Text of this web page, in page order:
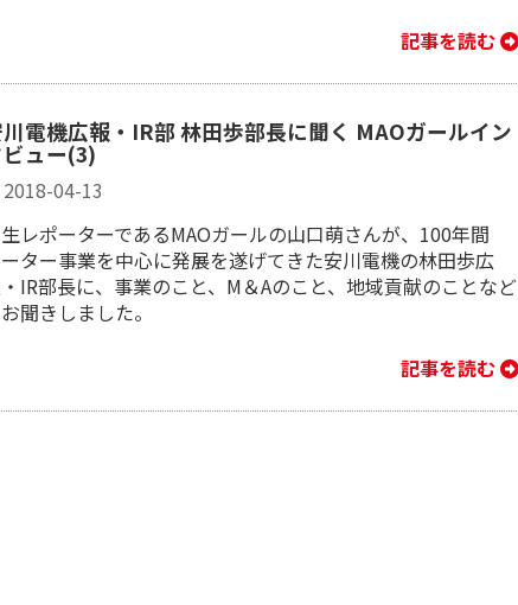
記事を読む
電機広報・IR部 林田歩部長に聞く MAOガールイン
ュー(3)
2018-04-13
レポーターであるMAOガールの山口萌さんが、100年間
ター事業を中心に発展を遂げてきた安川電機の林田歩広
IR部長に、事業のこと、M＆Aのこと、地域貢献のことなど
聞きしました。
記事を読む